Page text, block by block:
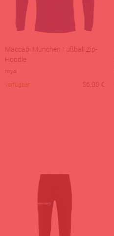
Maccabi München Fußball Zip-
Hoodie
royal
verfügbar
56,00 €